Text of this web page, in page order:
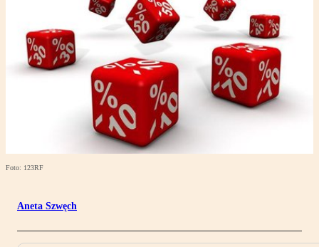
Foto: 123RF
Aneta Szwęch